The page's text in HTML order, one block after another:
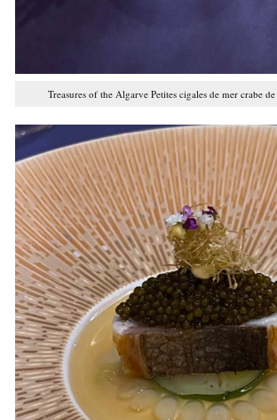
Treasures of the Algarve Petites cigales de mer crabe